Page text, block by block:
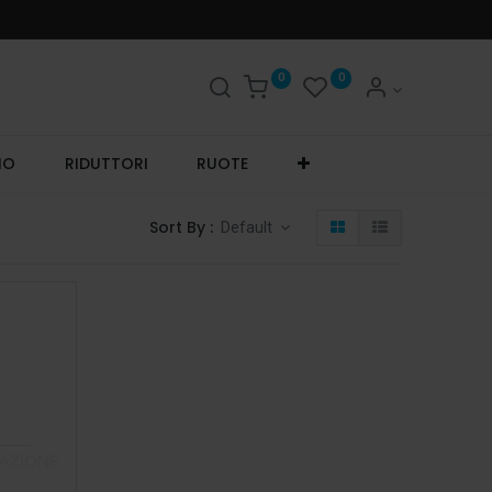
0 0
RIDUTTORI RUOTE
Sort By : Default